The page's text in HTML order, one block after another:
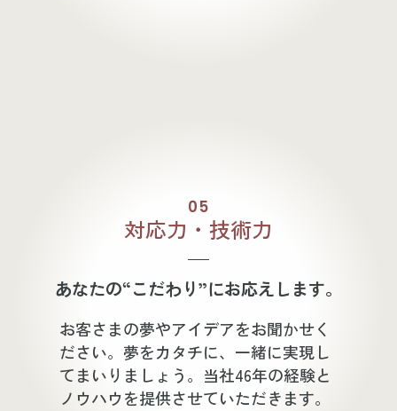
05
対応力・技術力
あなたの“こだわり”にお応えします。
お客さまの夢やアイデアをお聞かせく
ださい。夢をカタチに、一緒に実現し
てまいりましょう。当社46年の経験と
ノウハウを提供させていただきます。